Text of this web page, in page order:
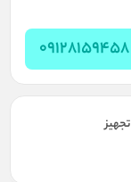
09128159458